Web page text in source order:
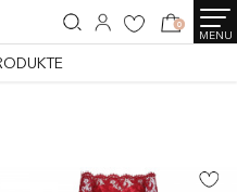
MENU
0